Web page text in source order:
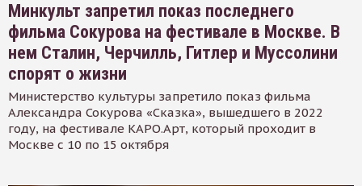
Минкульт запретил показ последнего
фильма Сокурова на фестивале в Москве. В
нем Сталин, Черчилль, Гитлер и Муссолини
спорят о жизни
Министерство культуры запретило показ фильма
Александра Сокурова «Сказка», вышедшего в 2022
году, на фестивале КАРО.Арт, который проходит в
Москве с 10 по 15 октября